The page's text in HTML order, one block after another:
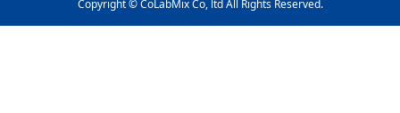
Copyright © CoLabMix Co, ltd All Rights Reserved.